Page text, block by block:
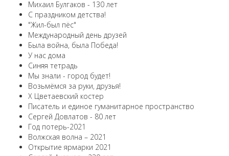
Михаил Булгаков - 130 лет
С праздником детства!
"Жил-был пёс"
Международный день друзей
Была война, была Победа!
У нас дома
Синяя тетрадь
Мы знали - город будет!
Возьмёмся за руки, друзья!
X Цветаевский костер
Писатель и единое гуманитарное пространство
Сергей Довлатов - 80 лет
Год потерь-2021
Волжская волна – 2021
Открытие ярмарки 2021